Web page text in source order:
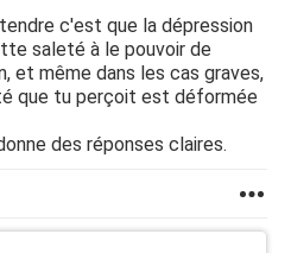
c'est que la dépression
saleté à le pouvoir de
et même dans les cas graves,
que tu perçoit est déformée
des réponses claires.